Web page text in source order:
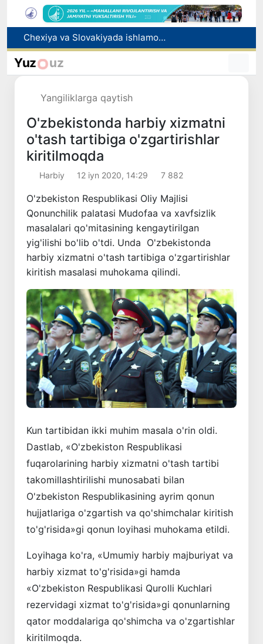
Bolaning familiyasiga otasining ismini berishga ruxsat beriladi
Behruz Karimov faoliyatini Shveytsariyaning «Lugano» klubida davom ettiradi
Yuz uz
Yangiliklarga qaytish
O'zbekistonda harbiy xizmatni
o'tash tartibiga o'zgartirishlar
kiritilmoqda
Harbiy 12 iyn 2020, 14:29 7 882
O'zbekiston Respublikasi Oliy Majlisi
Qonunchilik palatasi Mudofaa va xavfsizlik
masalalari qo'mitasining kengaytirilgan
yig'ilishi bo'lib o'tdi. Unda O'zbekistonda
harbiy xizmatni o'tash tartibiga o'zgartirishlar
kiritish masalasi muhokama qilindi.
Kun tartibidan ikki muhim masala o'rin oldi.
Dastlab, «O'zbekiston Respublikasi
fuqarolarining harbiy xizmatni o'tash tartibi
takomillashtirilishi munosabati bilan
O'zbekiston Respublikasining ayrim qonun
hujjatlariga o'zgartish va qo'shimchalar kiritish
to'g'risida»gi qonun loyihasi muhokama etildi.
Loyihaga ko'ra, «Umumiy harbiy majburiyat va
harbiy xizmat to'g'risida»gi hamda
«O'zbekiston Respublikasi Qurolli Kuchlari
rezervidagi xizmat to'g'risida»gi qonunlarning
qator moddalariga qo'shimcha va o'zgartishlar
kiritilmoqda.